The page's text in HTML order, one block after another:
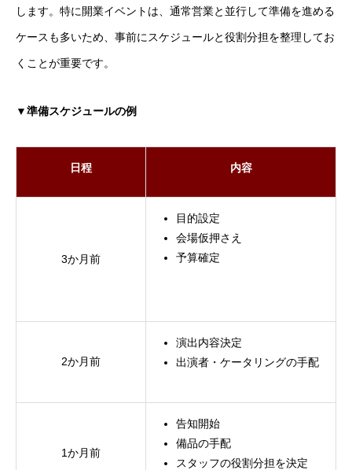
します。特に開業イベントは、通常営業と並行して準備を進める
ケースも多いため、事前にスケジュールと役割分担を整理してお
くことが重要です。
▼準備スケジュールの例
日程 内容
3か月前
目的設定
会場仮押さえ
予算確定
2か月前
演出内容決定
出演者・ケータリングの手配
1か月前
告知開始
備品の手配
スタッフの役割分担を決定